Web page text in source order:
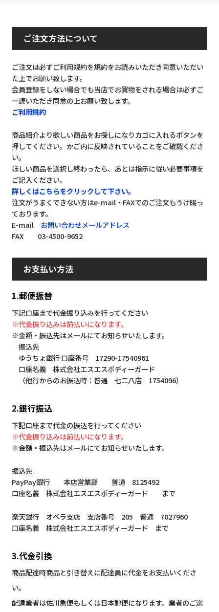
ご注文方法について
ご注文は必ずご利用規約を規約をお読みいただき同意いただい
た上でお願い致します。
会員登録をしない場合でも当店でお買物をされる場合は必ずご
一読いただき同意の上お願い致します。
ご利用規約
商品紹介より欲しい商品をお探しになりカゴに入れるボタンを
押してください。かご内に反映されていることをご確認くださ
い。
ほしい商品を選択し終わったら、あとは指示に従い必要事項を
ご記入ください。
詳しくはこちらをクリックして下さい。
注文がうまくできない方はe-mail・FAXでのご注文もうけ賜っ
ております。
E-mail お問い合わせメールアドレス
FAX 03-4500-9652
お支払い方法
1.郵便振替
下記口座まで代金振り込みを行ってください
※代金振り込みは前払いになります。
※金額・振込先はメールにてお知らせいたします。
振込先
ゆうちょ銀行 口座番号 17290-17540961
口座名義 株式会社エスエスボディーガード
（他行からのお振込時：普通 七二八店 1754096）
2.銀行振込
下記口座まで代金の振込を行ってください
※代金振り込みは前払いになります。
※金額・振込先はメールにてお知らせいたします。
振込先
PayPay銀行 本店営業部 普通 8125492
口座名義 株式会社エスエスボディーガード まで
楽天銀行 オペラ支店 支店番号 205 普通 7027960
口座名義 株式会社エスエスボディーガード まで
3.代金引換
商品配達時商品と引き替えに配達員に代金をお支払いくださ
い。
配達業者は佐川急便もしくは日本郵便になります。業者のご選